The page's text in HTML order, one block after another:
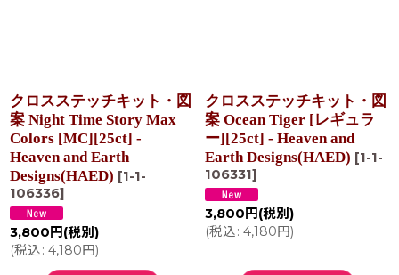
クロスステッチキット・図
案 Night Time Story Max
Colors [MC][25ct] -
Heaven and Earth
Designs(HAED) [1-1-
106336]
3,800 円 (税別)
(税込: 4,180円)
クロスステッチキット・図
案 Ocean Tiger [レギュラ
ー][25ct] - Heaven and
Earth Designs(HAED) [1-1-
106331]
3,800 円 (税別)
(税込: 4,180円)